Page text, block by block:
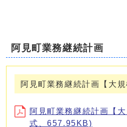
阿見町業務継続計画
阿見町業務継続計画【大規
阿見町業務継続計画【
式、657.95KB)